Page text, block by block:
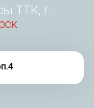
ТТК, г.